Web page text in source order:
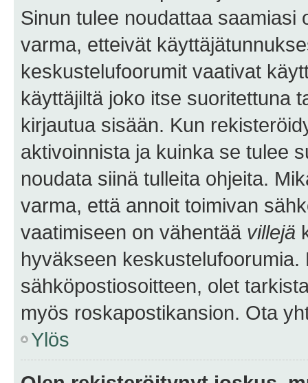
Sinun tulee noudattaa saamiasi
varma, etteivät
keskustelufoorumit vaativat
käyttäjiltä joko itse suoritettuna
kirjautua sisään. Kun
aktivoinnista ja kuinka se tulee
noudata siinä tulleita ohjeita.
varma, että annoit toimivan
vaatimiseen on vähentää villejä
hyväkseen
sähköpostiosoitteen, olet
myös roskapostikansion. Ota
Ylös